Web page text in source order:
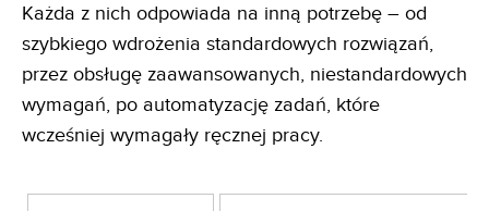
Każda z nich odpowiada na inną potrzebę – od
szybkiego wdrożenia standardowych rozwiązań,
przez obsługę zaawansowanych, niestandardowych
wymagań, po automatyzację zadań, które
wcześniej wymagały ręcznej pracy.